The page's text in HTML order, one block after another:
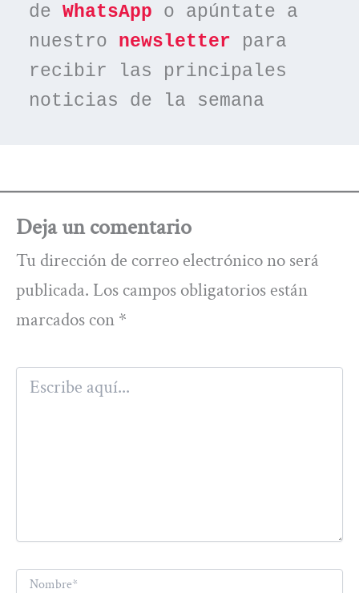
de WhatsApp o apúntate a
nuestro newsletter para
recibir las principales
noticias de la semana
Deja un comentario
Tu dirección de correo electrónico no será
publicada. Los campos obligatorios están
marcados con *
Escribe
aquí...
Nombre*